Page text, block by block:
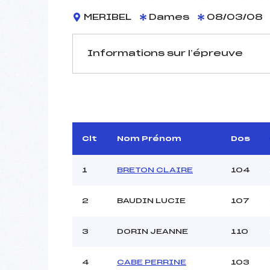
MERIBEL Dames 08/03/08
Informations sur l’épreuve
D.T Adjoint :
Dir. Epreuve :
Pénalité appliquée :
Catégorie :
Clt Nom Prénom Dos
1 BRETON CLAIRE 104
2 BAUDIN LUCIE 107
3 DORIN JEANNE 110
4 CABE PERRINE 103